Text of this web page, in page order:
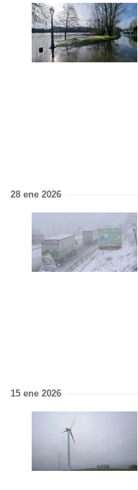
28 ene 2026
15 ene 2026